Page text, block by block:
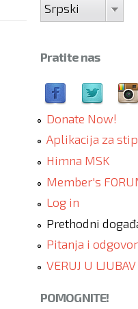
Srpski
Pratite nas
Donate Now!
Aplikacija za
Himna MSK
Member's
Log in
Prethodni
Pitanja i
VERUJ U LJUBAV
POMOGNITE!